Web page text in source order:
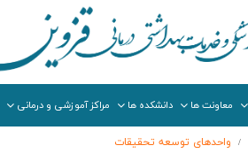
معاونت ها دانشکده ها مراکز آموزشی و درمانی
/ واحدهای توسعه تحقیقات